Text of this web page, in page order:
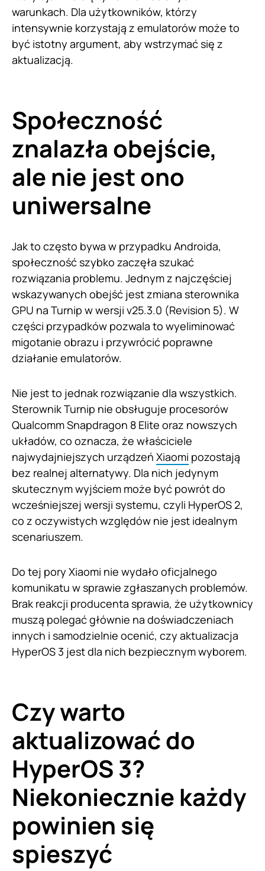
warunkach. Dla użytkowników, którzy
intensywnie korzystają z emulatorów może to
być istotny argument, aby wstrzymać się z
aktualizacją.
Społeczność
znalazła obejście,
ale nie jest ono
uniwersalne
Jak to często bywa w przypadku Androida,
społeczność szybko zaczęła szukać
rozwiązania problemu. Jednym z najczęściej
wskazywanych obejść jest zmiana sterownika
GPU na Turnip w wersji v25.3.0 (Revision 5). W
części przypadków pozwala to wyeliminować
migotanie obrazu i przywrócić poprawne
działanie emulatorów.
Nie jest to jednak rozwiązanie dla wszystkich.
Sterownik Turnip nie obsługuje procesorów
Qualcomm Snapdragon 8 Elite oraz nowszych
układów, co oznacza, że właściciele
najwydajniejszych urządzeń Xiaomi pozostają
bez realnej alternatywy. Dla nich jedynym
skutecznym wyjściem może być powrót do
wcześniejszej wersji systemu, czyli HyperOS 2,
co z oczywistych względów nie jest idealnym
scenariuszem.
Do tej pory Xiaomi nie wydało oficjalnego
komunikatu w sprawie zgłaszanych problemów.
Brak reakcji producenta sprawia, że użytkownicy
muszą polegać głównie na doświadczeniach
innych i samodzielnie ocenić, czy aktualizacja
HyperOS 3 jest dla nich bezpiecznym wyborem.
Czy warto
aktualizować do
HyperOS 3?
Niekoniecznie każdy
powinien się
spieszyć